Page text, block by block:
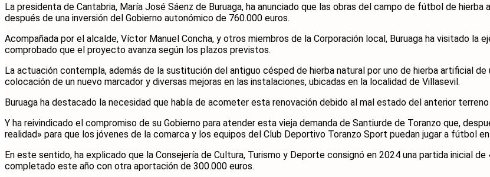
La presidenta de Cantabria, María José Sáenz de Buruaga, ha anunciado que las obras del campo de fútbol de
después de una inversión del Gobierno autonómico de 760.000 euros.
Acompañada por el alcalde, Víctor Manuel Concha, y otros miembros de la Corporación local, Buruaga ha visitado la
comprobado que el proyecto avanza según los plazos previstos.
La actuación contempla, además de la sustitución del antiguo césped de hierba natural por uno de hierba artificial
colocación de un nuevo marcador y diversas mejoras en las instalaciones, ubicadas en la localidad de Villasevil.
Buruaga ha destacado la necesidad que había de acometer esta renovación debido al mal estado del anterior
Y ha reivindicado el compromiso de su Gobierno para atender esta vieja demanda de Santiurde de Toranzo que,
realidad» para que los jóvenes de la comarca y los equipos del Club Deportivo Toranzo Sport puedan jugar a fútbol
En este sentido, ha explicado que la Consejería de Cultura, Turismo y Deporte consignó en 2024 una partida inicial
completado este año con otra aportación de 300.000 euros.